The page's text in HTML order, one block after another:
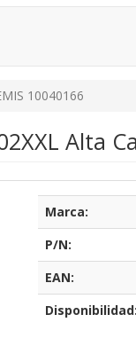
10040166
Alta
Marca:
P/N:
EAN:
Disponibilidad: